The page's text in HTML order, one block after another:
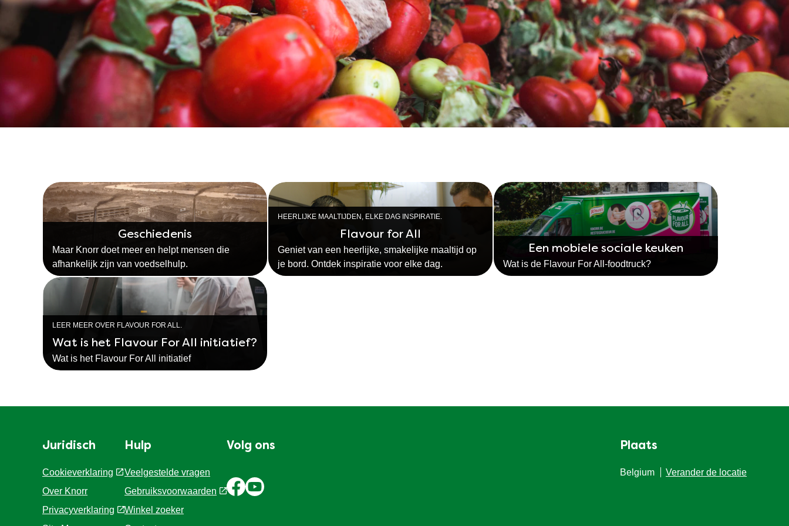
Geschiedenis
Maar Knorr doet meer en helpt mensen die
afhankelijk zijn van voedselhulp.
HEERLIJKE MAALTIJDEN, ELKE DAG INSPIRATIE.
Flavour for All
Geniet van een heerlijke, smakelijke maaltijd op
je bord. Ontdek inspiratie voor elke dag.
Een mobiele sociale keuken
Wat is de Flavour For All-foodtruck?
LEER MEER OVER FLAVOUR FOR ALL.
Wat is het Flavour For All initiatief?
Wat is het Flavour For All initiatief
Juridisch
Cookieverklaring
Over Knorr
Privacyverklaring
Hulp
Veelgestelde vragen
Gebruiksvoorwaarden
Winkel zoeker
Volg ons Plaats
Belgium Verander de locatie